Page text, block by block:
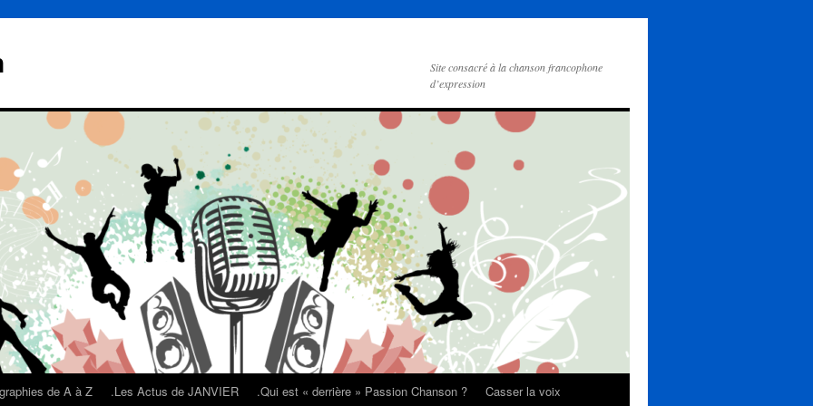
Site consacré à la chanson francophone
d’expression
de A à Z .Les Actus de JANVIER .Qui est « derrière » Passion Chanson ?
Casser la voix